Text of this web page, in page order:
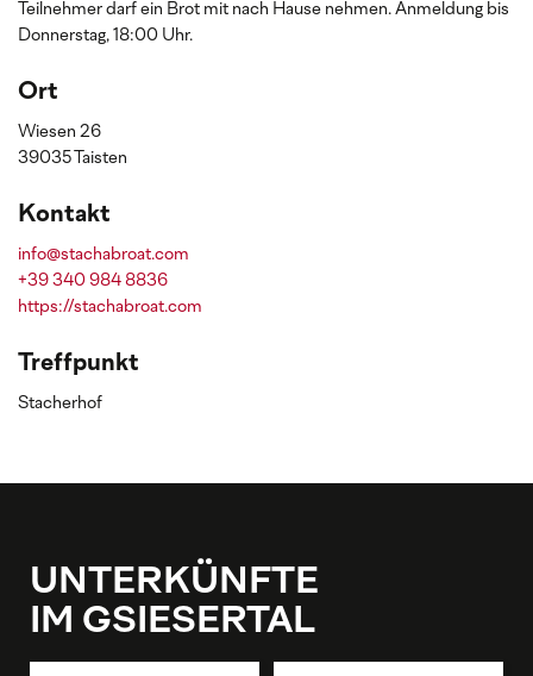
Teilnehmer darf ein Brot mit nach Hause nehmen. Anmeldung bis
Donnerstag, 18:00 Uhr.
Ort
Wiesen 26
39035 Taisten
Kontakt
info@stachabroat.com
+39 340 984 8836
https://stachabroat.com
Treffpunkt
Stacherhof
UNTERKÜNFTE
IM GSIESERTAL